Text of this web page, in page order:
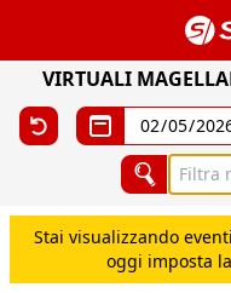
VIRTUALI
Stai visualizzando
oggi imposta